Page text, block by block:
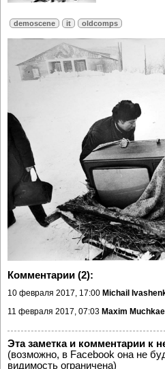
demoscene it oldcomps
Комментарии (2):
10 февраля 2017, 17:00 Michail
11 февраля 2017, 07:03 Maxim
Эта заметка и комментарии к
(возможно, в Facebook она не
видимость ограничена)